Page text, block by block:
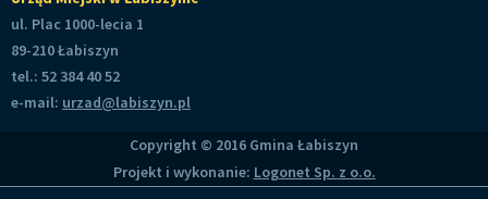
ul. Plac 1000-lecia 1
89-210 Łabiszyn
tel.: 52 384 40 52
e-mail: urzad@labiszyn.pl
Copyright © 2016 Gmina Łabiszyn
Projekt i wykonanie: Logonet Sp. z o.o.